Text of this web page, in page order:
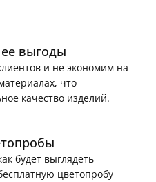
выгоды
и не экономим на
что
качество изделий.
будет выглядеть
цветопробу